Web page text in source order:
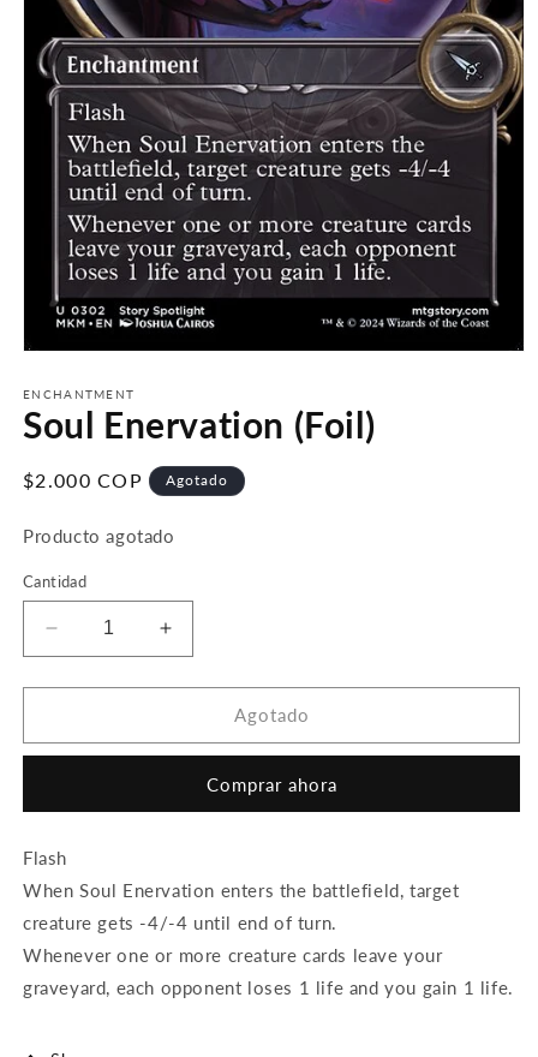
multimedia
1
en
modal
ENCHANTMENT
Soul Enervation (Foil)
Precio
$2.000 COP Agotado
Producto agotado
Cantidad
Reducir
cantidad
para
Enervation
Aumentar
cantidad
para
Enervation
Agotado
Comprar ahora
Flash
When Soul Enervation enters the battlefield, target
creature gets -4/-4 until end of turn.
Whenever one or more creature cards leave your
graveyard, each opponent loses 1 life and you gain 1 life.